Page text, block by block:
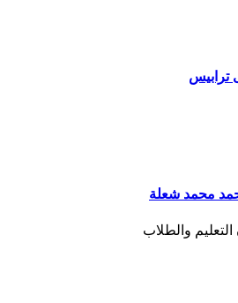
ترابيس
محمد محمد شعلة
والطلاب